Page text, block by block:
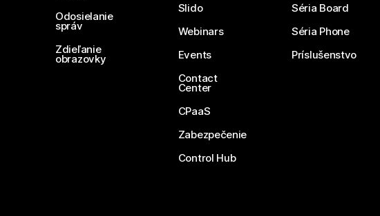
Odosielanie
správ
Zdieľanie
obrazovky
Slido
Webinars
Events
Contact
Center
CPaaS
Zabezpečenie
Control Hub
Séria Board
Séria Phone
Príslušenstvo